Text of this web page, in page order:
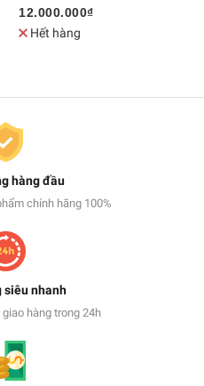
12.000.000₫
Hết hàng
hàng đầu
chính hãng 100%
siêu nhanh
hàng trong 24h